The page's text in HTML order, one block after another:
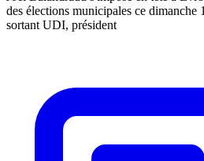
des élections municipales ce dimanche
sortant UDI, président